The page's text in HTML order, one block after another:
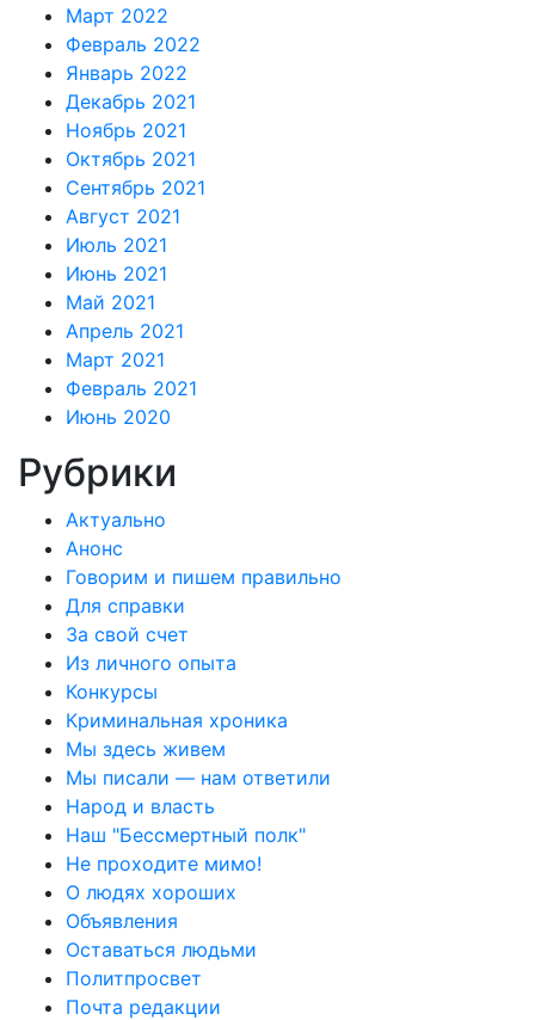
Март 2022
Февраль 2022
Январь 2022
Декабрь 2021
Ноябрь 2021
Октябрь 2021
Сентябрь 2021
Август 2021
Июль 2021
Июнь 2021
Май 2021
Апрель 2021
Март 2021
Февраль 2021
Июнь 2020
Рубрики
Актуально
Анонс
Говорим и пишем правильно
Для справки
За свой счет
Из личного опыта
Конкурсы
Криминальная хроника
Мы здесь живем
Мы писали — нам ответили
Народ и власть
Наш "Бессмертный полк"
Не проходите мимо!
О людях хороших
Объявления
Оставаться людьми
Политпросвет
Почта редакции